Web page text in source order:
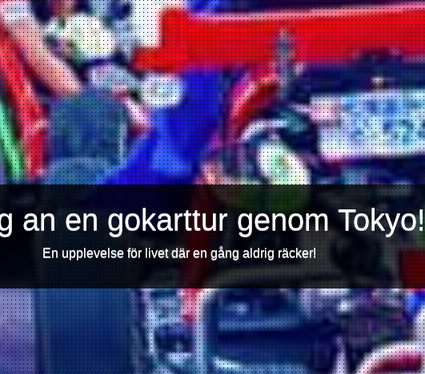
an en gokarttur genom Tokyo!
En upplevelse för livet där en gång aldrig räcker!